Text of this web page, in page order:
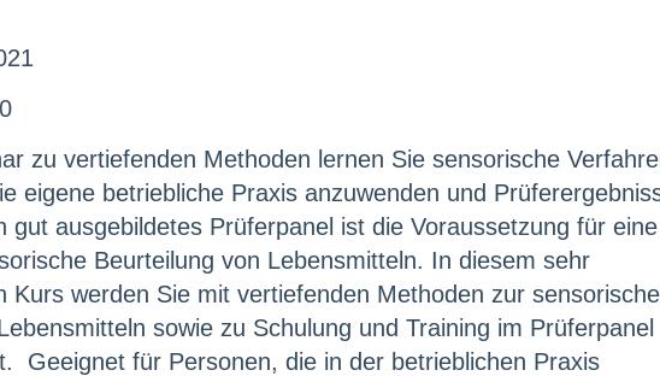
zu vertiefenden Methoden lernen Sie sensorische
eigene betriebliche Praxis anzuwenden und
gut ausgebildetes Prüferpanel ist die Voraussetzung für eine
Beurteilung von Lebensmitteln. In diesem sehr
Kurs werden Sie mit vertiefenden Methoden zur
sowie zu Schulung und Training im Prüferpanel
Geeignet für Personen, die in der betrieblichen Praxis